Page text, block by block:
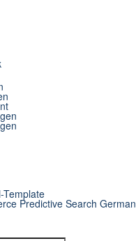
Template
Predictive Search German